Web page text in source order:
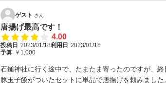
ゲスト さん
唐揚げ最高です！
4.00
投稿日 2023/01/18利用日 2023/01/18
予算 ￥1,000
石鎚神社に行く途中で、たまたま寄ったのですが、
豚玉子飯がついたセットに単品で唐揚げを頼みまし